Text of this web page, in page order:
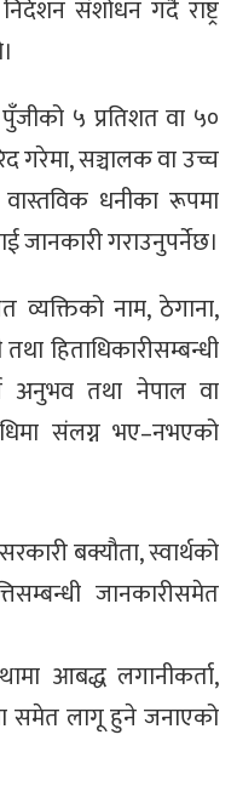
संशोधन गर्दै राष्ट्र
५ प्रतिशत वा ५०
गरेमा, सञ्चालक वा उच्च
धनीका रूपमा
जानकारी गराउनुपर्नेछ।
व्यक्तिको नाम, ठेगाना,
हिताधिकारीसम्बन्धी
अनुभव तथा नेपाल वा
संलग्न भए–नभएको
बक्यौता, स्वार्थको
जानकारीसमेत
आबद्ध लगानीकर्ता,
समेत लागू हुने जनाएको